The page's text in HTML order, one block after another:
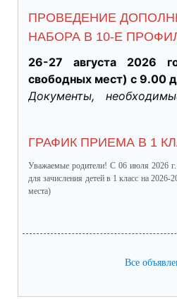
ПРОВЕДЕНИЕ
НАБОРА В 10-Е
26-27 августа 2026
свободных мест) с 9.00
Документы,
участии в
приеме
среднего общего
профильного обучения.
·           Табель
за 9 класс,
итоговые) (подлинник)
ГРАФИК ПРИЕМА В 1
Уважаемые родители! С 06 июля 2026 г.
для зачисления детей в 1 класс на
места)
Все